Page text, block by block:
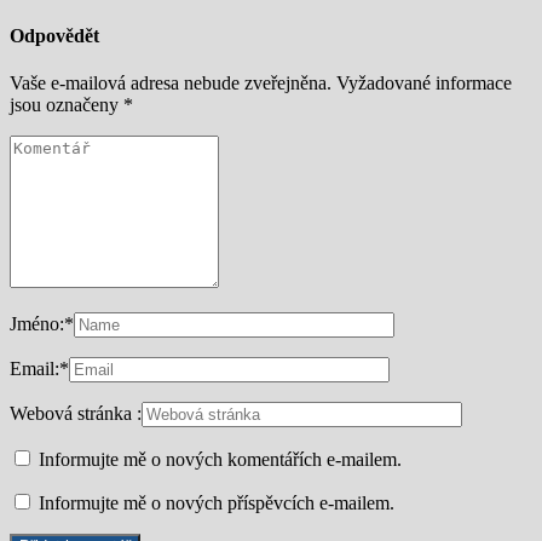
Odpovědět
Vaše e-mailová adresa nebude zveřejněna. Vyžadované informace
jsou označeny *
Jméno:*
Email:*
Webová stránka :
Informujte mě o nových komentářích e-mailem.
Informujte mě o nových příspěvcích e-mailem.